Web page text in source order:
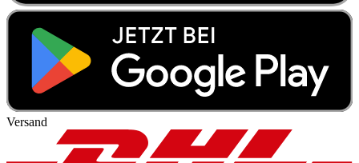
Versand